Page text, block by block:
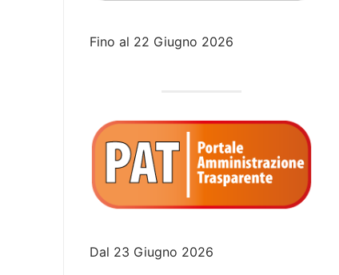
Fino al 22 Giugno 2026
Dal 23 Giugno 2026